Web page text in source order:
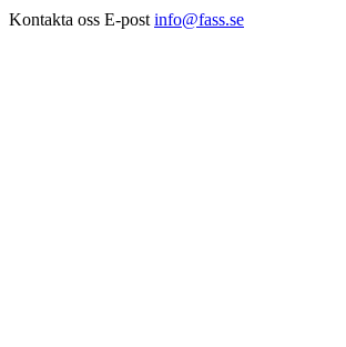
Kontakta oss E-post info@fass.se